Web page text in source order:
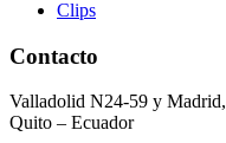
Clips
Contacto
Valladolid N24-59 y Madrid,
Quito – Ecuador